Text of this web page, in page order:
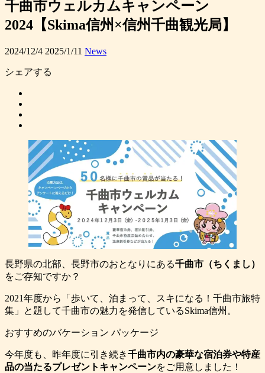
千曲市ウェルカムキャンペーン
2024【Skima信州×信州千曲観光局】
2024/12/4 2025/1/11 News
シェアする
長野県の北部、長野市のおとなりにある千曲市（ちくまし）
をご存知ですか？
2021年度から「歩いて、泊まって、スキになる！千曲市旅特
集」と題して千曲市の魅力を発信しているSkima信州。
おすすめのバケーション パッケージ
今年度も、昨年度に引き続き千曲市内の豪華な宿泊券や特産
品の当たるプレゼントキャンペーンをご用意しました！